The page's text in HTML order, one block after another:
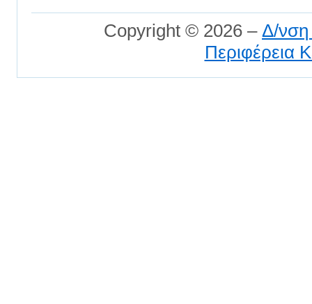
Copyright © 2026 – Δ/νση
Περιφέρεια